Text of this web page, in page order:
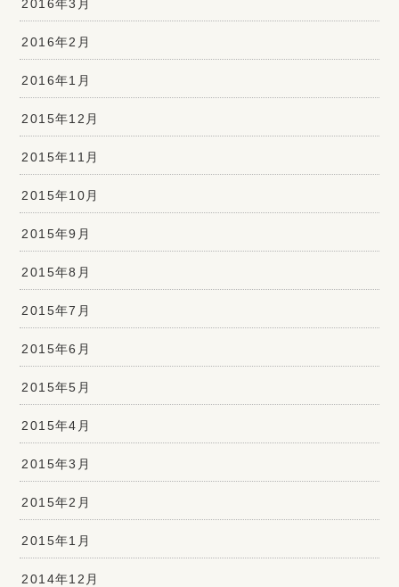
2016年3月
2016年2月
2016年1月
2015年12月
2015年11月
2015年10月
2015年9月
2015年8月
2015年7月
2015年6月
2015年5月
2015年4月
2015年3月
2015年2月
2015年1月
2014年12月